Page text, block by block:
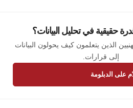
حقيقية في تحليل البيانات؟
الذين يتعلمون كيف يحولون البيانات
إلى قرارات.
على الدبلومة